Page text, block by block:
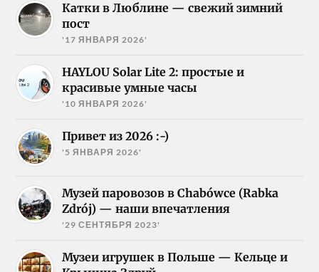
Катки в Люблине — свежий зимний
пост
'17 ЯНВАРЯ 2026'
HAYLOU Solar Lite 2: простые и
красивые умные часы
'10 ЯНВАРЯ 2026'
Привет из 2026 :-)
'5 ЯНВАРЯ 2026'
Музей паровозов в Chabówce (Rabka
Zdrój) — наши впечатления
'29 СЕНТЯБРЯ 2023'
Музеи игрушек в Польше — Кельце и